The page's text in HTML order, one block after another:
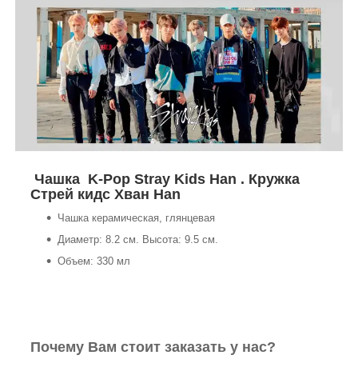
Чашка K-Pop Stray Kids Han . Кружка
Стрей кидс Хван Han
Чашка керамическая, глянцевая
Диаметр: 8.2 см. Высота: 9.5 см.
Объем: 330 мл
Почему Вам стоит заказать у нас?